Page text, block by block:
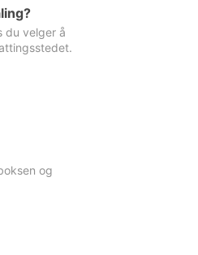
du velger å
og